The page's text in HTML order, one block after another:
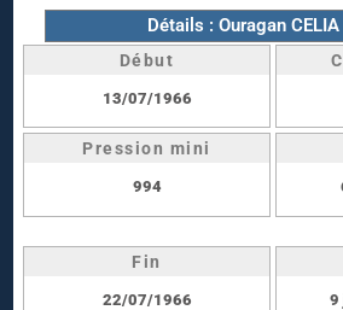
Détails : Ouragan
Début
13/07/1966
Pression mini
994
Fin
22/07/1966 9